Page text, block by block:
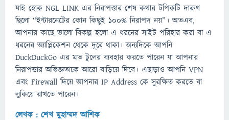
যাই হোক NGL LINK এর নিরাপত্তার শেষ কথার টপিকটি দারুণ
ছিলো “ইন্টারনেটের কোন কিছুই ১০০% নিরাপদ নয়”। অতএব,
আপনার কাছে ভালো বিকল্প হলো এ ধরনের সাইট পরিহার করা বা এ
ধরনের অ্যাপ্লিকেশন থেকে দূরে থাকা। অন্যদিকে আপনি
DuckDuckGo এর মত টুলের ব্যবহার করতে পারেন যা আপনার
নিরাপত্তার অভিজ্ঞতাকে আরো বাড়িয়ে দিবে। এছাড়াও আপনি VPN
এবং Firewall দিয়ে আপনার IP Address কে সুরক্ষিত করতে বা
লুকিয়ে রাখতে পারেন।
লেখক : শেখ মুহাম্মদ আশিক